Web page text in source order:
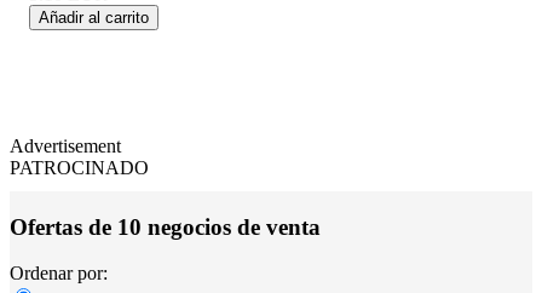
Añadir al carrito
Advertisement
PATROCINADO
Ofertas de 10 negocios de venta
Ordenar por: